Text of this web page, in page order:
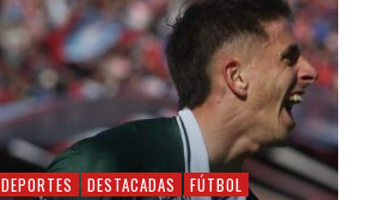
DEPORTES DESTACADAS FÚTBOL